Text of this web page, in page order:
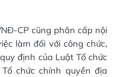
CP cũng phân cấp nội
làm đối với công chức,
định của Luật Tổ chức
chức chính quyền địa